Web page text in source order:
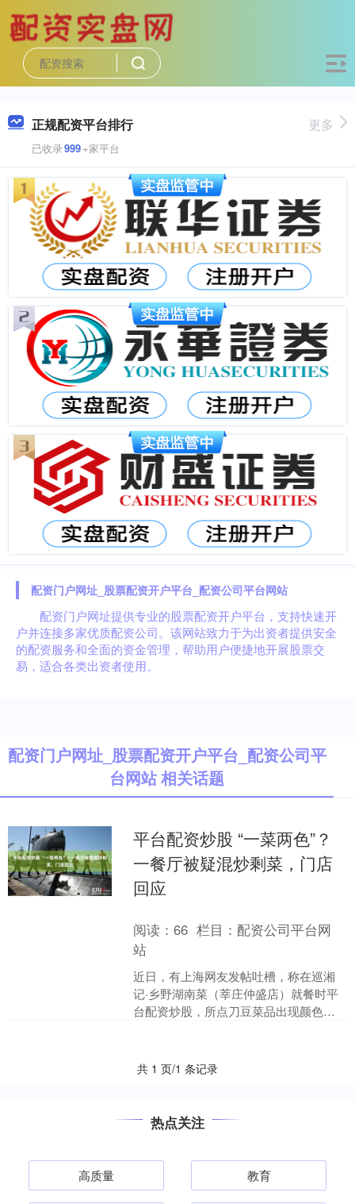
正规配资平台排行
已收录999+家平台
更多
配资门户网址_股票配资开户平台_配资公司平台网站
配资门户网址提供专业的股票配资开户平台，支持快速开
户并连接多家优质配资公司。该网站致力于为出资者提供安全
的配资服务和全面的资金管理，帮助用户便捷地开展股票交
易，适合各类出资者使用。
配资门户网址_股票配资开户平台_配资公司平
台网站 相关话题
平台配资炒股 “一菜两色”？
一餐厅被疑混炒剩菜，门店
回应
阅读：66 栏目：配资公司平台网
站
近日，有上海网友发帖吐槽，称在巡湘
记·乡野湖南菜（莘庄仲盛店）就餐时平
台配资炒股，所点刀豆菜品出现颜色不
共 1 页/1 条记录
热点关注
高质量 教育